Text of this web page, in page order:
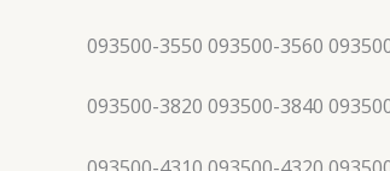
093500-3550 093500-3560
093500-3820 093500-3840